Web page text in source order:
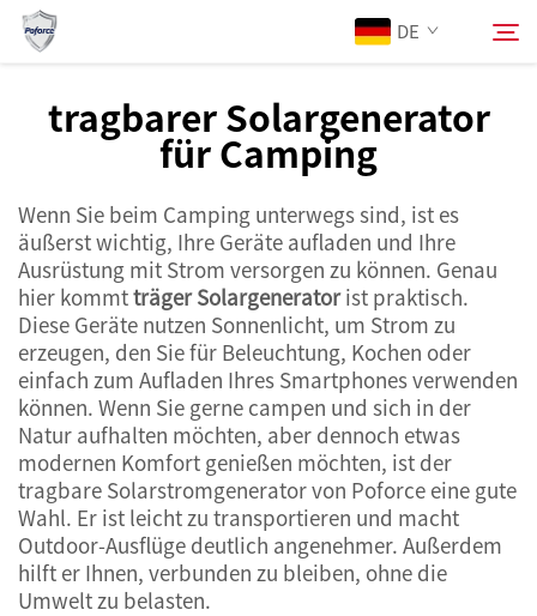
DE
Über Uns
Produkte
Dienstleistungen
Neuigkeiten
Kontaktieren Sie uns
tragbarer Solargenerator
für Camping
Wenn Sie beim Camping unterwegs sind, ist es
äußerst wichtig, Ihre Geräte aufladen und Ihre
Ausrüstung mit Strom versorgen zu können. Genau
hier kommtträger Solargeneratorist praktisch.
Diese Geräte nutzen Sonnenlicht, um Strom zu
erzeugen, den Sie für Beleuchtung, Kochen oder
einfach zum Aufladen Ihres Smartphones verwenden
können. Wenn Sie gerne campen und sich in der
Natur aufhalten möchten, aber dennoch etwas
modernen Komfort genießen möchten, ist der
tragbare Solarstromgenerator von Poforce eine gute
Wahl. Er ist leicht zu transportieren und macht
Outdoor-Ausflüge deutlich angenehmer. Außerdem
hilft er Ihnen, verbunden zu bleiben, ohne die
Umwelt zu belasten.